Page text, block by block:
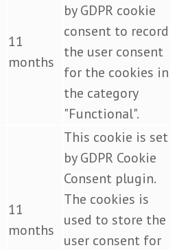
11
months
by GDPR cookie
consent to record
the user consent
for the cookies in
the category
"Functional".
11
months
This cookie is set
by GDPR Cookie
Consent plugin.
The cookies is
used to store the
user consent for